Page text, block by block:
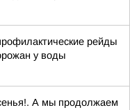
рейды
у воды
А мы продолжаем